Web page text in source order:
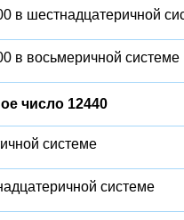
в шестнадцатеричной
в восьмеричной системе
число 12440
системе
системе